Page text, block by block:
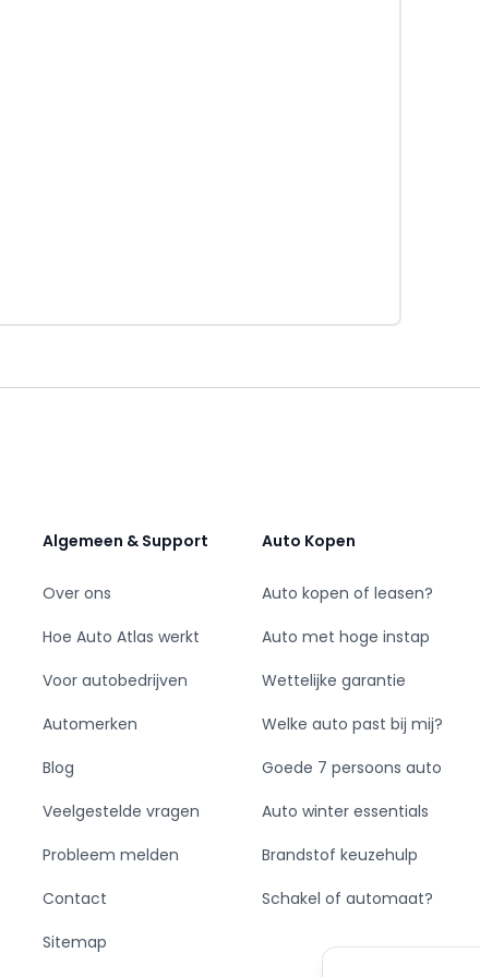
Algemeen & Support
Over ons
Hoe Auto Atlas werkt
Voor autobedrijven
Automerken
Blog
Veelgestelde vragen
Probleem melden
Contact
Sitemap
Auto Kopen
Auto kopen of leasen?
Auto met hoge instap
Wettelijke garantie
Welke auto past bij mij?
Goede 7 persoons auto
Auto winter essentials
Brandstof keuzehulp
Schakel of automaat?